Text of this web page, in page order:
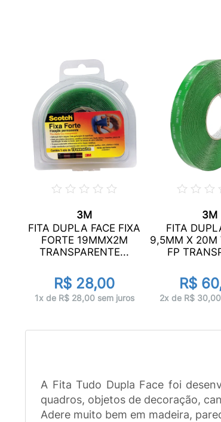
3M
FITA DUPLA FACE FIXA
FORTE 19MMX2M
TRANSPARENTE...
R$ 28,00
1x de R$ 28,00 sem juros
3M
FITA
9,5MM X 20M
FP
R$
2x de R$
A Fita Tudo Dupla Face foi
quadros, objetos de decoração,
Adere muito bem em madeira,